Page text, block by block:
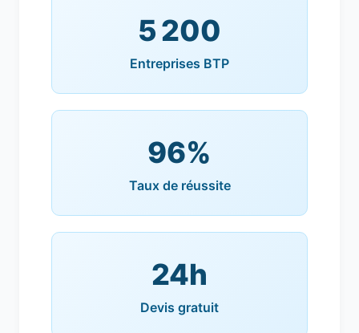
5 200
Entreprises BTP
96%
Taux de réussite
24h
Devis gratuit